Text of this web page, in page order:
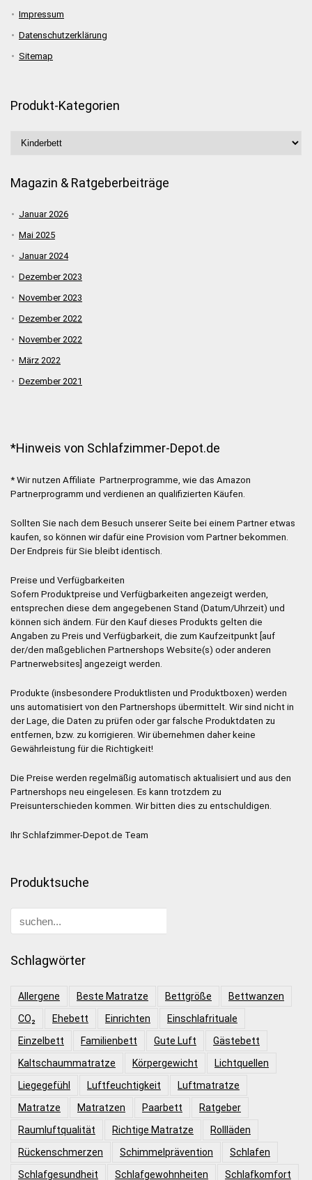
Impressum
Datenschutzerklärung
Sitemap
Produkt-Kategorien
Magazin & Ratgeberbeiträge
Januar 2026
Mai 2025
Januar 2024
Dezember 2023
November 2023
Dezember 2022
November 2022
März 2022
Dezember 2021
*Hinweis von Schlafzimmer-Depot.de
* Wir nutzen Affiliate Partnerprogramme, wie das Amazon
Partnerprogramm und verdienen an qualifizierten Käufen.
Sollten Sie nach dem Besuch unserer Seite bei einem Partner etwas
kaufen, so können wir dafür eine Provision vom Partner bekommen.
Der Endpreis für Sie bleibt identisch.
Preise und Verfügbarkeiten
Sofern Produktpreise und Verfügbarkeiten angezeigt werden,
entsprechen diese dem angegebenen Stand (Datum/Uhrzeit) und
können sich ändern. Für den Kauf dieses Produkts gelten die
Angaben zu Preis und Verfügbarkeit, die zum Kaufzeitpunkt [auf
der/den maßgeblichen Partnershops Website(s) oder anderen
Partnerwebsites] angezeigt werden.
Produkte (insbesondere Produktlisten und Produktboxen) werden
uns automatisiert von den Partnershops übermittelt. Wir sind nicht in
der Lage, die Daten zu prüfen oder gar falsche Produktdaten zu
entfernen, bzw. zu korrigieren. Wir übernehmen daher keine
Gewährleistung für die Richtigkeit!
Die Preise werden regelmäßig automatisch aktualisiert und aus den
Partnershops neu eingelesen. Es kann trotzdem zu
Preisunterschieden kommen. Wir bitten dies zu entschuldigen.
Ihr Schlafzimmer-Depot.de Team
Produktsuche
Schlagwörter
Allergene Beste Matratze Bettgröße
Bettwanzen
CO₂
Ehebett Einrichten
Einschlafrituale
Einzelbett
Familienbett Gute Luft
Gästebett
Kaltschaummatratze
Körpergewicht
Lichtquellen
Liegegefühl
Luftfeuchtigkeit
Luftmatratze
Matratze
Matratzen Paarbett
Ratgeber
Raumluftqualität
Richtige Matratze
Rollläden
Rückenschmerzen
Schimmelprävention
Schlafen
Schlafgesundheit
Schlafgewohnheiten Schlafkomfort